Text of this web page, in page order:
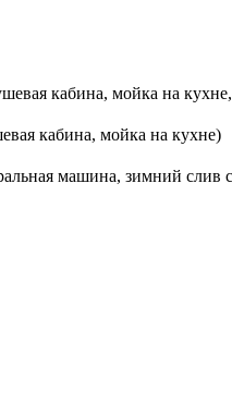
кабина, мойка на
кабина, мойка на кухне)
машина, зимний слив